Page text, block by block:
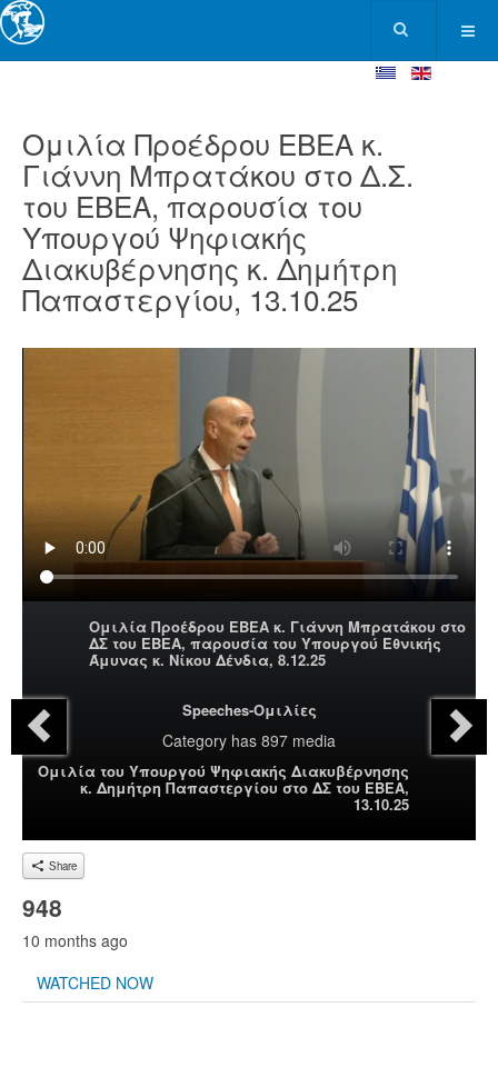
Ομιλία Προέδρου ΕΒΕΑ κ.
Γιάννη Μπρατάκου στο Δ.Σ.
του ΕΒΕΑ, παρουσία του
Υπουργού Ψηφιακής
Διακυβέρνησης κ. Δημήτρη
Παπαστεργίου, 13.10.25
Ομιλία Προέδρου ΕΒΕΑ κ. Γιάννη Μπρατάκου στο
ΔΣ του ΕΒΕΑ, παρουσία του Υπουργού Εθνικής
Άμυνας κ. Νίκου Δένδια, 8.12.25
Speeches-Ομιλίες
Category has 897 media
Ομιλία του Υπουργού Ψηφιακής Διακυβέρνησης
κ. Δημήτρη Παπαστεργίου στο ΔΣ του ΕΒΕΑ,
13.10.25
Share
948
10 months ago
WATCHED NOW